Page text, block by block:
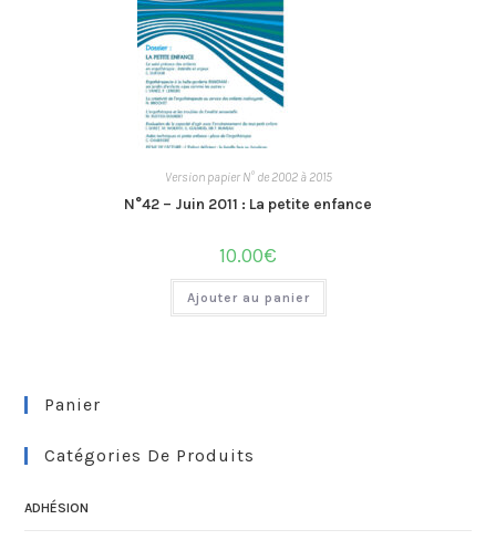
Version papier N° de 2002 à 2015
N°42 – Juin 2011 : La petite enfance
10.00€
Ajouter au panier
Panier
Catégories De Produits
ADHÉSION